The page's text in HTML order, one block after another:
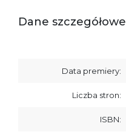
Dane szczegółowe
Data premiery:
Liczba stron:
ISBN: